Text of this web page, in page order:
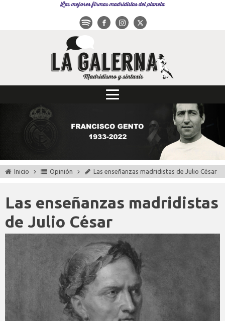
Las mejores firmas madridistas del planeta
Inicio Opinión Las enseñanzas madridistas de Julio César
Las enseñanzas madridistas
de Julio César